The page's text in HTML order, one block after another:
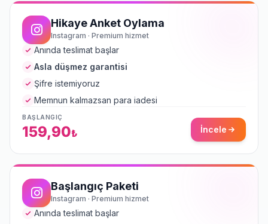
Hikaye Anket Oylama
Instagram · Premium hizmet
Anında teslimat başlar
Asla düşmez garantisi
Şifre istemiyoruz
Memnun kalmazsan para iadesi
BAŞLANGIÇ
159,90₺ İncele
Başlangıç Paketi
Instagram · Premium hizmet
Anında teslimat başlar